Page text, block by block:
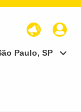
Paulo, SP